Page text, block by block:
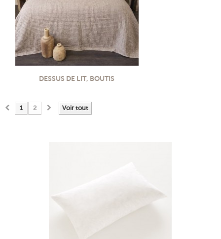
DESSUS DE LIT, BOUTIS
Voir tout
1 2